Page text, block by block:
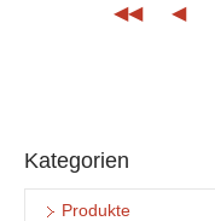
◀◀ ◀
Kategorien
Produkte